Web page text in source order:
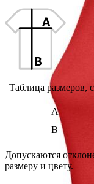
Таблица размеров,
A
B
Допускаются
размеру и цвету.